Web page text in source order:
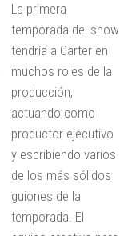
La primera
temporada del show
tendría a Carter en
muchos roles de la
producción,
actuando como
productor ejecutivo
y escribiendo varios
de los más sólidos
guiones de la
temporada. El